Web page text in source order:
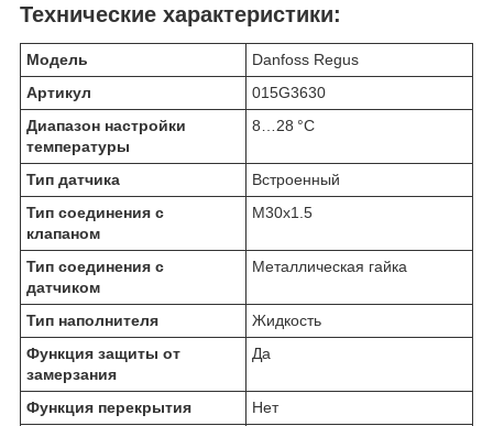
Технические характеристики:
Модель
Danfoss Regus
Артикул
015G3630
Диапазон настройки
температуры
8…28 °C
Тип датчика
Встроенный
Тип соединения с
клапаном
M30x1.5
Тип соединения с
датчиком
Металлическая гайка
Тип наполнителя
Жидкость
Функция защиты от
замерзания
Да
Функция перекрытия
Нет